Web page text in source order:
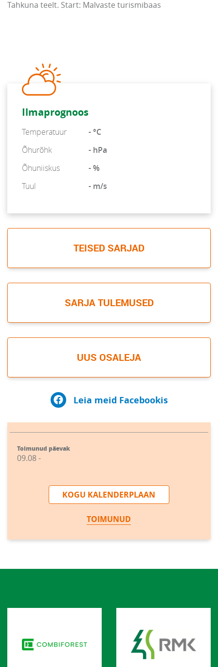
Tahkuna teelt. Start: Malvaste turismibaas
Ilmaprognoos
Temperatuur
- °C
Õhurõhk
- hPa
Õhuniiskus
- %
Tuul
- m/s
TEISED SARJAD
SARJA TULEMUSED
UUS OSALEJA
Leia meid Facebookis
Toimunud päevak
09.08 -
KOGU KALENDERPLAAN
TOIMUNUD